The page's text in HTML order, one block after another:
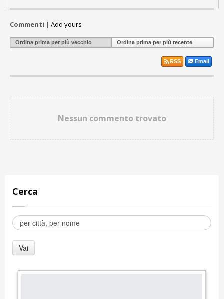
Commenti | Add yours
Ordina prima per più vecchio Ordina prima per più recente
Email
RSS
Nessun commento trovato
Cerca